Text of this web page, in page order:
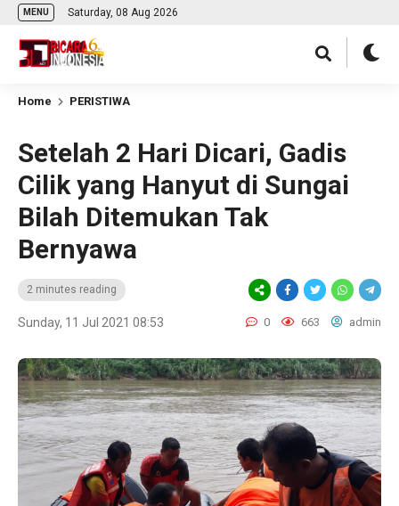
MENU Saturday, 08 Aug 2026
Home PERISTIWA
Setelah 2 Hari Dicari, Gadis
Cilik yang Hanyut di Sungai
Bilah Ditemukan Tak
Bernyawa
2 minutes reading
Sunday, 11 Jul 2021 08:53 0 663 admin